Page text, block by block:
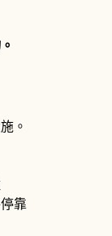
。
靠